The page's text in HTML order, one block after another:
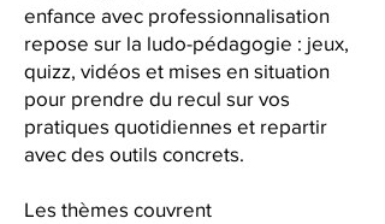
enfance avec professionnalisation
repose sur la ludo-pédagogie : jeux,
quizz, vidéos et mises en situation
pour prendre du recul sur vos
pratiques quotidiennes et repartir
avec des outils concrets.
Les thèmes couvrent